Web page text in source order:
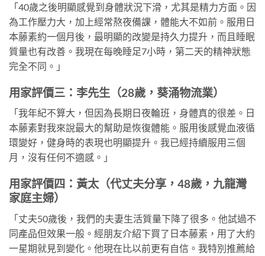
「40歲之後明顯感覺到身體狀況下滑，尤其是精力方面。因
為工作壓力大，加上經常熬夜備課，體能大不如前。服用日
本藤素約一個月後，最明顯的改變是持久力提升，而且睡眠
質量也有改善。我現在每晚睡足7小時，第二天的精神狀態
完全不同。」
用家評價三：李先生（28歲，葵涌物流業）
「我年紀不算大，但因為長期日夜輪班，身體真的很差。日
本藤素對我來說最大的幫助是恢復體能。服用後感覺血液循
環變好，健身時的表現也明顯提升。我已經持續服用三個
月，沒有任何不適感。」
用家評價四：黃太（代丈夫分享，48歲，九龍灣
家庭主婦）
「丈夫50歲後，我們的夫妻生活質量下降了很多。他試過不
同產品但效果一般。經朋友介紹下買了日本藤素，用了大約
一星期就見到變化。他現在比以前更有自信。我特別推薦給